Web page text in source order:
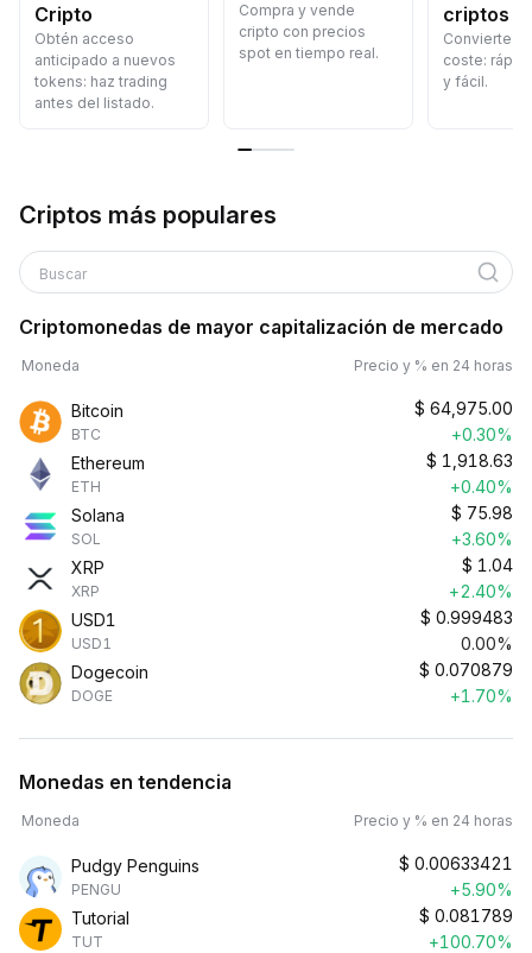
Cripto
Obtén acceso
anticipado a nuevos
tokens: haz trading
antes del listado.
Compra y vende
cripto con precios
spot en tiempo real.
criptos
Convierte
coste:
y fácil.
Criptos más populares
Buscar
Criptomonedas de mayor capitalización de mercado
Moneda Precio y % en 24 horas
Bitcoin
BTC
$ 64,975.00
+0.30%
Ethereum
ETH
$ 1,918.63
+0.40%
Solana
SOL
$ 75.98
+3.60%
XRP
XRP
$ 1.04
+2.40%
USD1
USD1
$ 0.999483
0.00%
Dogecoin
DOGE
$ 0.070879
+1.70%
Monedas en tendencia
Moneda Precio y % en 24 horas
Pudgy Penguins
PENGU
$ 0.00633421
+5.90%
Tutorial
TUT
$ 0.081789
+100.70%